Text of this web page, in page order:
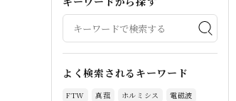
米・雑穀（自然栽培玄米）
無農薬野菜・黒千石大豆
調味料（自然栽培味噌、醤油他）
加工食品（梅干し）
よく検索されるキーワード
FTW 真菰 ホルミシス
電磁波